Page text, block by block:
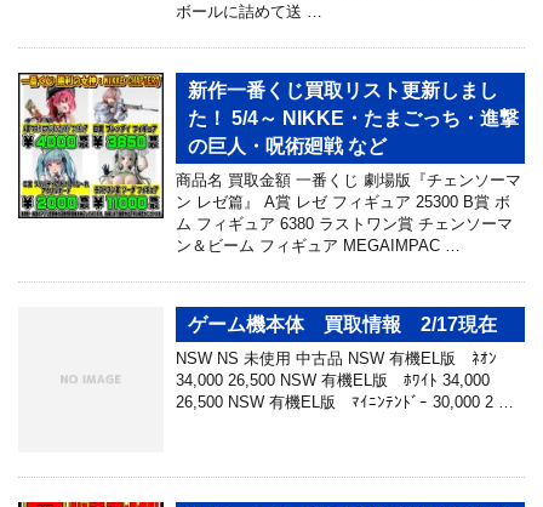
ボールに詰めて送 …
新作一番くじ買取リスト更新しまし
た！ 5/4～ NIKKE・たまごっち・進撃
の巨人・呪術廻戦 など
商品名 買取金額 一番くじ 劇場版『チェンソーマ
ン レゼ篇』 A賞 レゼ フィギュア 25300 B賞 ボ
ム フィギュア 6380 ラストワン賞 チェンソーマ
ン＆ビーム フィギュア MEGAIMPAC …
ゲーム機本体 買取情報 2/17現在
NSW NS 未使用 中古品 NSW 有機EL版 ﾈｵﾝ
34,000 26,500 NSW 有機EL版 ﾎﾜｲﾄ 34,000
26,500 NSW 有機EL版 ﾏｲﾆﾝﾃﾝﾄﾞｰ 30,000 2 …